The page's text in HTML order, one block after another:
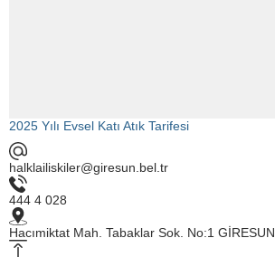
2025 Yılı Evsel Katı Atık Tarifesi
halklailiskiler@giresun.bel.tr
444 4 028
Hacımiktat Mah. Tabaklar Sok. No:1 GİRESUN